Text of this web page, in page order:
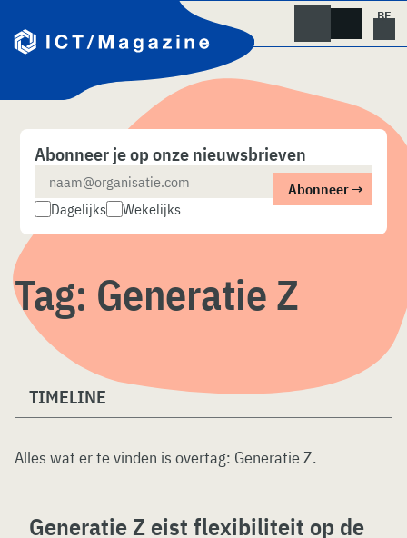
naar
content
Abonneer je op onze nieuwsbrieven
Dagelijks Wekelijks
Tag: Generatie Z
TIMELINE
Alles wat er te vinden is overtag: Generatie Z.
Generatie Z eist flexibiliteit op de